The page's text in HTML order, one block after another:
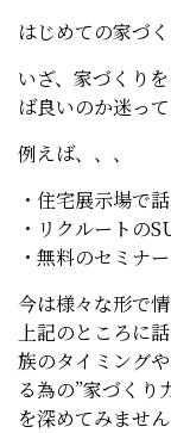
はじめての家づ
いざ、家づくり
ば良いのか迷っ
例えば、、、
・住宅展示場で
・リクルートの
・無料のセミナ
今は様々な形で
上記のところに
族のタイミング
る為の”家づくり
を深めてみませ